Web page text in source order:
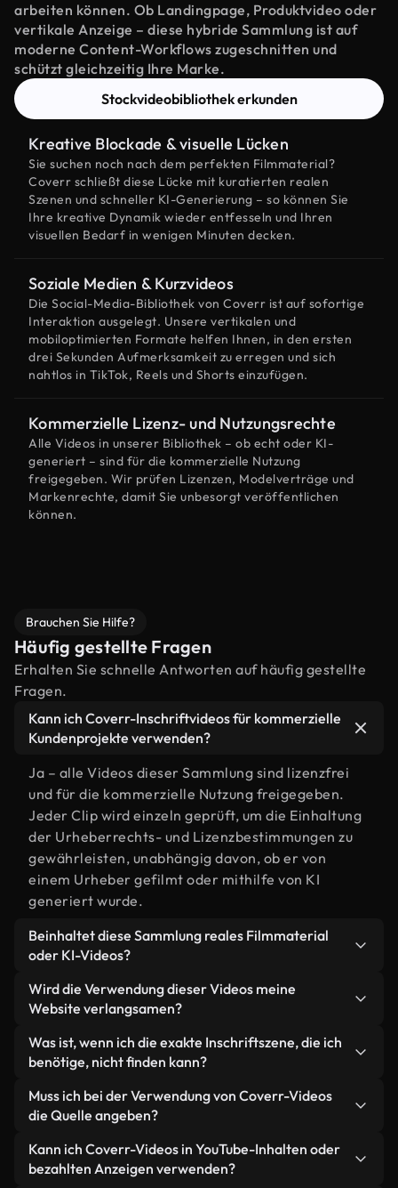
arbeiten können. Ob Landingpage, Produktvideo oder
vertikale Anzeige – diese hybride Sammlung ist auf
moderne Content-Workflows zugeschnitten und
schützt gleichzeitig Ihre Marke.
Stockvideobibliothek erkunden
Kreative Blockade & visuelle Lücken
Sie suchen noch nach dem perfekten Filmmaterial?
Coverr schließt diese Lücke mit kuratierten realen
Szenen und schneller KI-Generierung – so können Sie
Ihre kreative Dynamik wieder entfesseln und Ihren
visuellen Bedarf in wenigen Minuten decken.
Soziale Medien & Kurzvideos
Die Social-Media-Bibliothek von Coverr ist auf sofortige
Interaktion ausgelegt. Unsere vertikalen und
mobiloptimierten Formate helfen Ihnen, in den ersten
drei Sekunden Aufmerksamkeit zu erregen und sich
nahtlos in TikTok, Reels und Shorts einzufügen.
Kommerzielle Lizenz- und Nutzungsrechte
Alle Videos in unserer Bibliothek – ob echt oder KI-
generiert – sind für die kommerzielle Nutzung
freigegeben. Wir prüfen Lizenzen, Modelverträge und
Markenrechte, damit Sie unbesorgt veröffentlichen
können.
Brauchen Sie Hilfe?
Häufig gestellte Fragen
Erhalten Sie schnelle Antworten auf häufig gestellte
Fragen.
Kann ich Coverr-Inschriftvideos für kommerzielle
Kundenprojekte verwenden?
Ja – alle Videos dieser Sammlung sind lizenzfrei
und für die kommerzielle Nutzung freigegeben.
Jeder Clip wird einzeln geprüft, um die Einhaltung
der Urheberrechts- und Lizenzbestimmungen zu
gewährleisten, unabhängig davon, ob er von
einem Urheber gefilmt oder mithilfe von KI
generiert wurde.
Beinhaltet diese Sammlung reales Filmmaterial
oder KI-Videos?
Beides. Es handelt sich um eine Hybridbibliothek
aus realen, von Menschen aufgenommenen
generierten Videos. Jedes Video ist eindeutig
beschriftet, sodass Sie immer wissen, was Sie
verwenden.
Wird die Verwendung dieser Videos meine
Website verlangsamen?
Nicht, wenn Sie unsere optimierten Versionen
wählen. Wir bieten schlanke, webfähige Formate,
wurden – so bleibt die Qualität hoch, während
gleichzeitig die Ladezeiten minimiert und
Kennzahlen wie LCP verbessert werden.
Was ist, wenn ich die exakte Inschriftszene, die ich
benötige, nicht finden kann?
Mit Coverr AI Studio erstellen Sie im
Handumdrehen ein solches Video. Beschreiben Sie
Sonnenuntergang" – und das Studio generiert
innerhalb von Sekunden ein individuelles Video für
Muss ich bei der Verwendung von Coverr-Videos
die Quelle angeben?
Eine Namensnennung ist nicht erforderlich. Alle
Videos in unserer Stockbibliothek sind lizenzfrei
Kann ich Coverr-Videos in YouTube-Inhalten oder
bezahlten Anzeigen verwenden?